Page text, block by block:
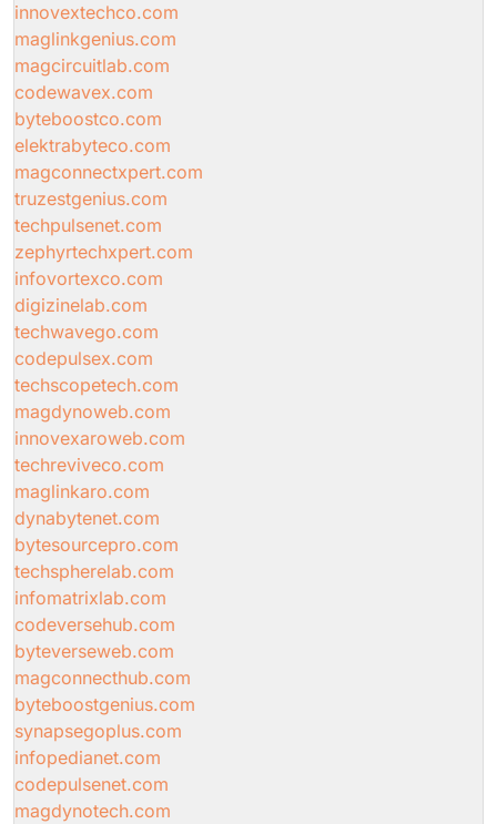
innovextechco.com
maglinkgenius.com
magcircuitlab.com
codewavex.com
byteboostco.com
elektrabyteco.com
magconnectxpert.com
truzestgenius.com
techpulsenet.com
zephyrtechxpert.com
infovortexco.com
digizinelab.com
techwavego.com
codepulsex.com
techscopetech.com
magdynoweb.com
innovexaroweb.com
techreviveco.com
maglinkaro.com
dynabytenet.com
bytesourcepro.com
techspherelab.com
infomatrixlab.com
codeversehub.com
byteverseweb.com
magconnecthub.com
byteboostgenius.com
synapsegoplus.com
infopedianet.com
codepulsenet.com
magdynotech.com